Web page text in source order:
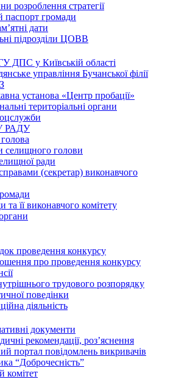
розроблення стратегії
паспорт громади
дати
підрозділи ЦОВВ
ДПС у Київській області
управління Бучанської філії
установа «Центр пробації»
територіальні органи
РАДУ
селищного голови
ради
(секретар) виконавчого
та її виконавчого комітету
проведення конкурсу
про проведення конкурсу
трудового розпорядку
поведінки
діяльність
документи
рекомендації, роз’яснення
портал повідомлень викривачів
“Доброчесність”
комітет